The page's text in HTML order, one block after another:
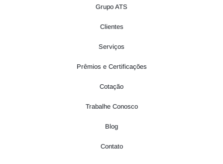
Grupo ATS
Clientes
Serviços
Prêmios e Certificações
Cotação
Trabalhe Conosco
Blog
Contato